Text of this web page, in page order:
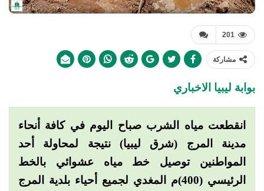
201
مشاركة
بوابة ليبيا الاخباري
انقطعت مياه الشرب صباح اليوم في كافة أنحاء
مدينة المرج (شرق ليبيا) نتيجة لمحاولة أحد
المواطنين توصيل خط مياه عشوائي بالخط
الرئيسي (400)م المغدي لجميع أحياء بلدية المرج